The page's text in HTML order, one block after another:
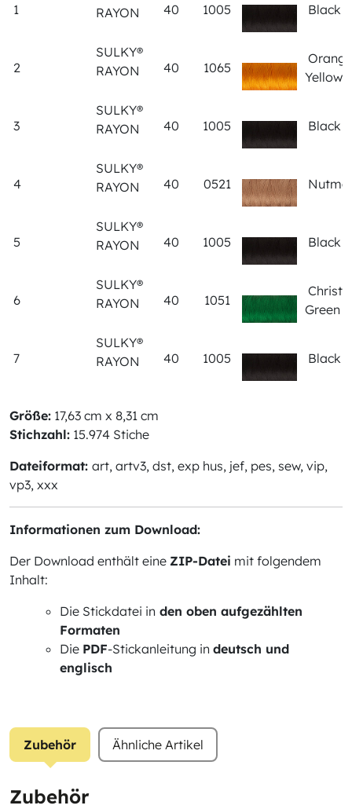
1
RAYON
40 1005 Black
2
SULKY®
RAYON
40 1065
Orange
Yellow
3
SULKY®
RAYON
40 1005 Black
4
SULKY®
RAYON
40 0521
5
SULKY®
RAYON
40 1005 Black
6
SULKY®
RAYON
40 1051
Green
7
SULKY®
RAYON
40 1005 Black
Größe: 17,63 cm x 8,31 cm
Stichzahl: 15.974 Stiche
Dateiformat: art, artv3, dst, exp hus, jef, pes, sew, vip,
vp3, xxx
Informationen zum Download:
Der Download enthält eine ZIP-Datei mit folgendem
Inhalt:
Die Stickdatei in den oben aufgezählten
Formaten
Die PDF-Stickanleitung in deutsch und
englisch
Zubehör Ähnliche Artikel
Zubehör